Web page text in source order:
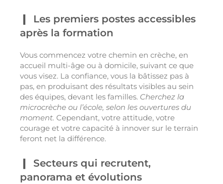
Les premiers postes accessibles
après la formation
Vous commencez votre chemin en crèche, en
accueil multi-âge ou à domicile, suivant ce que
vous visez. La confiance, vous la bâtissez pas à
pas, en produisant des résultats visibles au sein
des équipes, devant les familles. Cherchez la
microcrèche ou l’école, selon les ouvertures du
moment. Cependant, votre attitude, votre
courage et votre capacité à innover sur le terrain
feront net la différence.
Secteurs qui recrutent,
panorama et évolutions